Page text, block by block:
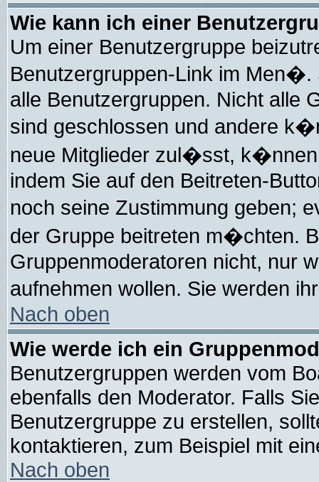
Wie kann ich einer
Um einer Benutzergruppe
Benutzergruppen-Link im
alle Benutzergruppen. Nicht alle
sind geschlossen und andere
neue Mitglieder zul�sst,
indem Sie auf den Beitreten-
noch seine Zustimmung geben;
der Gruppe beitreten m�chten.
Gruppenmoderatoren nicht, nur
aufnehmen wollen. Sie werden
Nach oben
Wie werde ich ein
Benutzergruppen werden vom
ebenfalls den Moderator. Falls
Benutzergruppe zu erstellen,
kontaktieren, zum Beispiel mit
Nach oben